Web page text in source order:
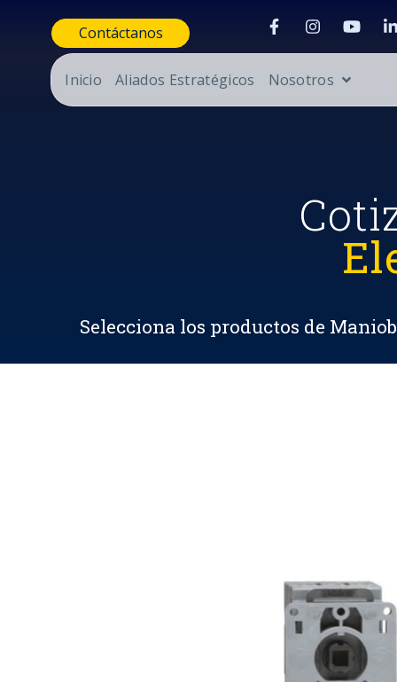
Contáctanos
Inicio Aliados Estratégicos Nosotros
Selecciona los productos de